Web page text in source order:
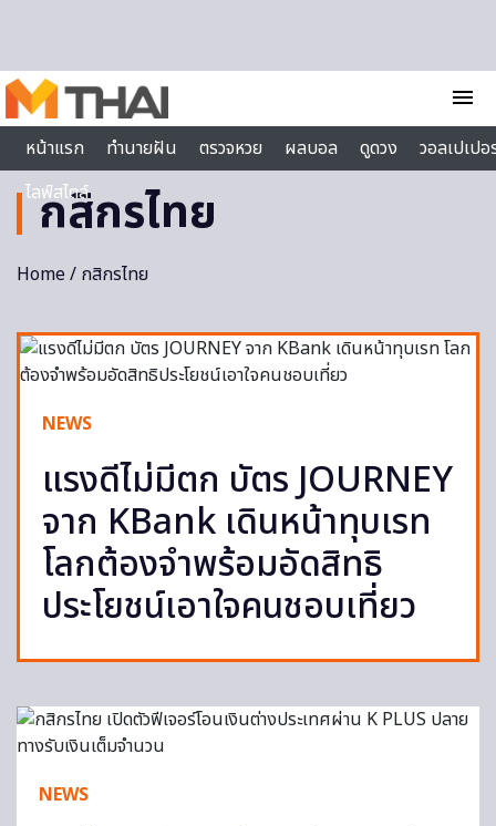
menu
หน้าแรก
ทำนายฝัน ตรวจหวย ผลบอล ดูดวง
วอลเปเป
ไลฟ์สไตล์
กสิกรไทย
Home/ กสิกรไทย
NEWS
แรงดีไม่มีตก บัตร JOURNEY
จาก KBank เดินหน้าทุบเรท
โลกต้องจำพร้อมอัดสิทธิ
ประโยชน์เอาใจคนชอบเที่ยว
NEWS